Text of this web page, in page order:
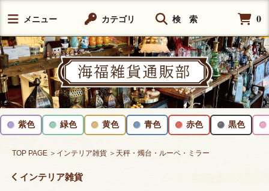
メニュー カテゴリ 検 索 0
紫色 緑色 黄色 青色 赤色 黒色
TOP PAGE ＞インテリア雑貨 ＞天秤・燭台・ルーペ・ミラー
インテリア雑貨